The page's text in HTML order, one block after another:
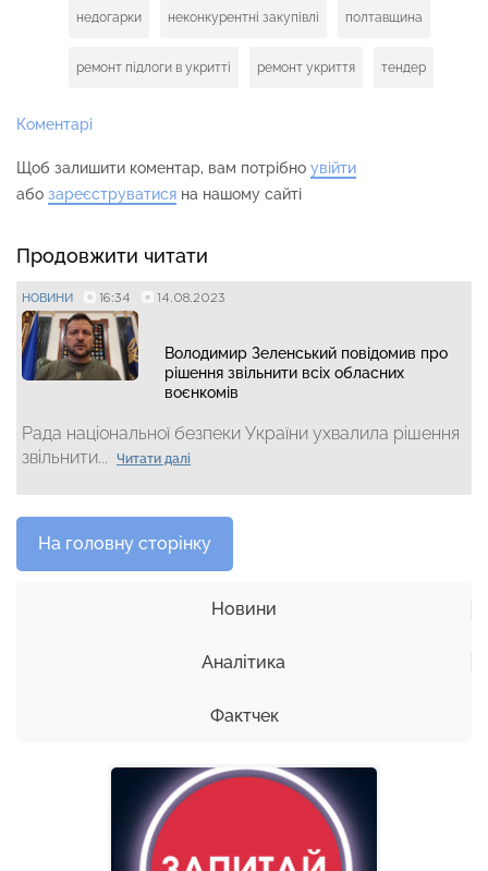
недогарки неконкурентні закупівлі полтавщина
ремонт підлоги в укритті ремонт укриття тендер
Коментарі
Щоб залишити коментар, вам потрібно увійти
або зареєструватися на нашому сайті
Продовжити читати
НОВИНИ 16:34 14.08.2023
Володимир Зеленський повідомив про
рішення звільнити всіх обласних
воєнкомів
Рада національної безпеки України ухвалила рішення
звільнити...
Читати далі
На головну сторінку
Новини
Аналітика
Фактчек